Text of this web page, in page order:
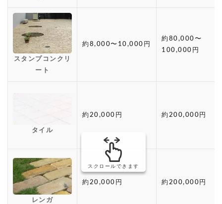
スタンプコンクリ
ート
約8,000〜10,000円
約80,000〜
100,000円
タイル
約20,000円 約200,000円
レンガ
約20,000円 約200,000円
スクロールできます